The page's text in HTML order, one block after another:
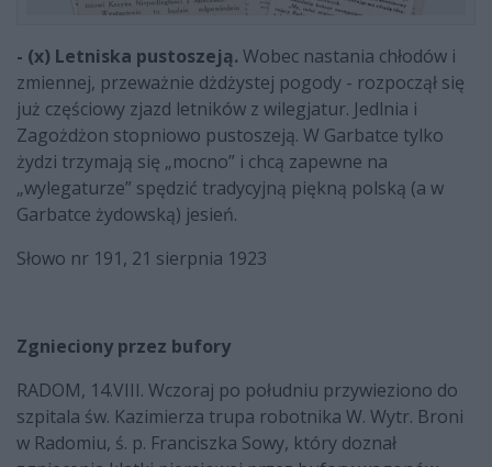
- (x) Letniska pustoszeją. Wobec nastania chłodów i
zmiennej, przeważnie dżdżystej pogody - rozpoczął się
już częściowy zjazd letników z wilegjatur. Jedlnia i
Zagożdżon stopniowo pustoszeją. W Garbatce tylko
żydzi trzymają się „mocno” i chcą zapewne na
„wylegaturze” spędzić tradycyjną piękną polską (a w
Garbatce żydowską) jesień.
Słowo nr 191, 21 sierpnia 1923
Zgnieciony przez bufory
RADOM, 14.VIII. Wczoraj po południu przywieziono do
szpitala św. Kazimierza trupa robotnika W. Wytr. Broni
w Radomiu, ś. p. Franciszka Sowy, który doznał